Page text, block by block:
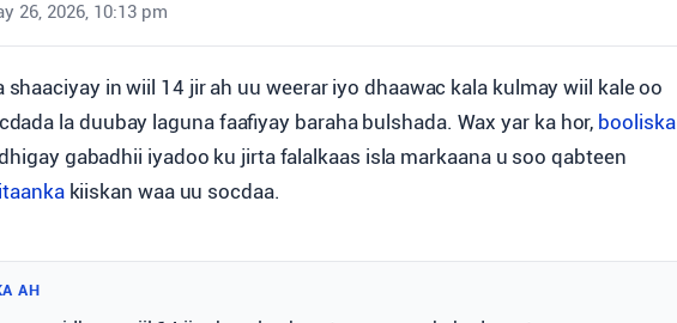
26, 2026, 10:13 pm
shaaciyay in wiil 14 jir ah uu weerar iyo dhaawac kala kulmay wiil kale oo
la duubay laguna faafiyay baraha bulshada. Wax yar ka hor, booliska
gabadhii iyadoo ku jirta falalkaas isla markaana u soo qabteen
kiiskan waa uu socdaa.
AH